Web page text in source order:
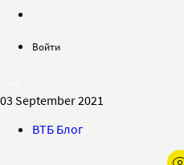
Войти
03 September 2021
ВТБ Блог